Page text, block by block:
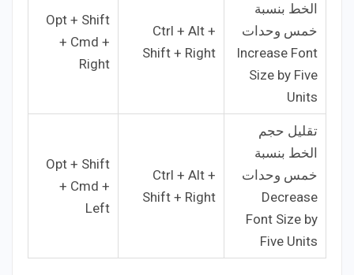
الخط بنسبة
خمس وحدات
Increase Font
Size by Five
Units
Ctrl + Alt +
Shift + Right
Opt + Shift
+ Cmd +
Right
تقليل حجم
الخط بنسبة
خمس وحدات
Decrease
Font Size by
Five Units
Ctrl + Alt +
Shift + Right
Opt + Shift
+ Cmd +
Left